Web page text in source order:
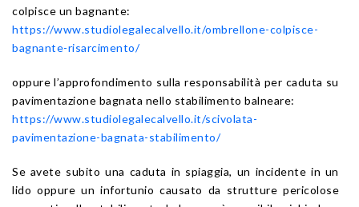
colpisce un bagnante:
https://www.studiolegalecalvello.it/ombrellone-colpisce-
bagnante-risarcimento/
oppure l’approfondimento sulla responsabilità per caduta su
pavimentazione bagnata nello stabilimento balneare:
https://www.studiolegalecalvello.it/scivolata-
pavimentazione-bagnata-stabilimento/
Se avete subito una caduta in spiaggia, un incidente in un
lido oppure un infortunio causato da strutture pericolose